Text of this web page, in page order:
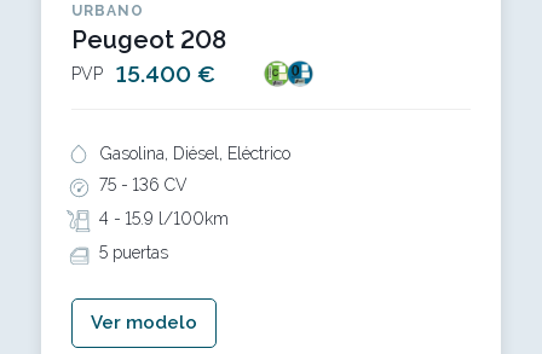
URBANO
Peugeot 208
PVP 15.400 €
Gasolina, Diésel, Eléctrico
75 - 136 CV
4 - 15.9 l/100km
5 puertas
Ver modelo